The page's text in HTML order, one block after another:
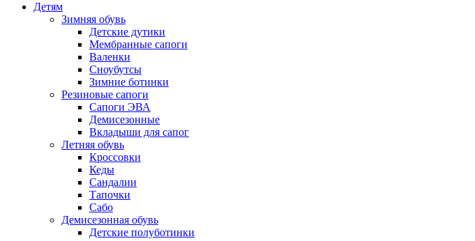
Детям
Зимняя обувь
Детские дутики
Мембранные сапоги
Валенки
Сноубутсы
Зимние ботинки
Резиновые сапоги
Сапоги ЭВА
Демисезонные
Вкладыши для сапог
Летняя обувь
Кроссовки
Кеды
Сандалии
Тапочки
Сабо
Демисезонная обувь
Детские полуботинки